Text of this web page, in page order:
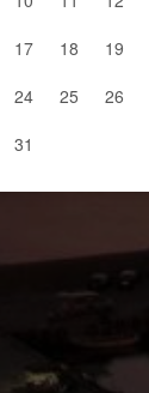
17
18 19
24
25 26
31